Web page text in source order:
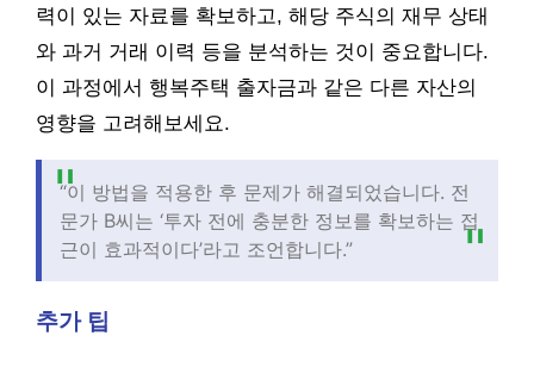
력이 있는 자료를 확보하고, 해당 주식의 재무 상태
와 과거 거래 이력 등을 분석하는 것이 중요합니다.
이 과정에서 행복주택 출자금과 같은 다른 자산의
영향을 고려해보세요.
“이 방법을 적용한 후 문제가 해결되었습니다. 전
문가 B씨는 ‘투자 전에 충분한 정보를 확보하는 접
근이 효과적이다’라고 조언합니다.”
추가 팁